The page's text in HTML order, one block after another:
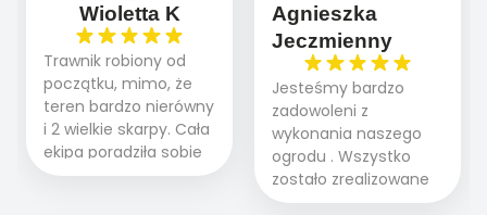
Wioletta K
Trawnik robiony od
początku, mimo, że
teren bardzo nierówny
i 2 wielkie skarpy. Cała
ekipa poradziła sobie
WSPANIALE od
Agnieszka
Jeczmienny
Jesteśmy bardzo
zadowoleni z
wykonania naszego
ogrodu . Wszystko
zostało zrealizowane
fachowo, rzetelnie i